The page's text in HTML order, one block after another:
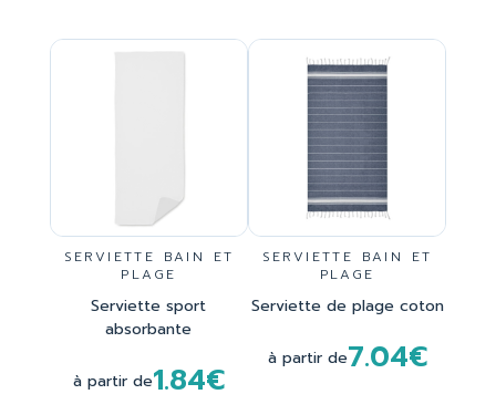
SERVIETTE BAIN ET
PLAGE
Serviette sport
absorbante
à partir de1.84€
SERVIETTE BAIN ET
PLAGE
Serviette de plage coton
à partir de7.04€